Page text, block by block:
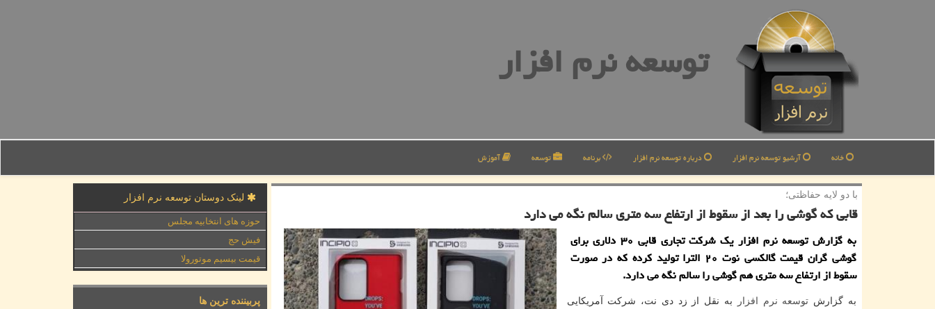
توسعه نرم افزار
خانه آرشیو توسعه نرم افزار درباره توسعه نرم افزار برنامه توسعه آموزش
با دو لایه حفاظتی؛
قابی كه گوشی را بعد از سقوط از ارتفاع سه متری سالم نگه می دارد
به گزارش توسعه نرم افزار یك شركت تجاری قابی ۳۰ دلاری برای
گوشی گران قیمت گالكسی نوت ۲۰ الترا تولید كرده كه در صورت
سقوط از ارتفاع سه متری هم گوشی را سالم نگه می دارد.
به گزارش توسعه نرم افزار
به نقل از زد دی نت، شرکت آمریکایی
لینک دوستان توسعه نرم افزار
حوزه های انتخابیه مجلس
فیش حج
قیمت بیسیم موتورولا
پربیننده ترین ها